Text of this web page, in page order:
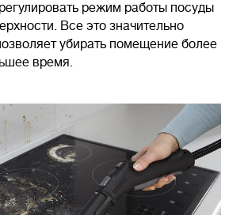
режим работы посуды
Все это значительно
убирать помещение более
время.